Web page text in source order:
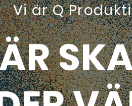
Vi är Q